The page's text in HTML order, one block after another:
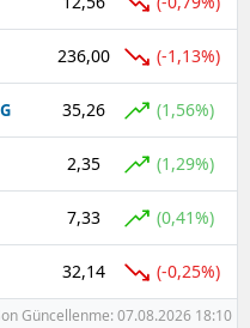
236,00 (-1,13%)
35,26 (1,56%)
2,35 (1,29%)
7,33 (0,41%)
32,14 (-0,25%)
Güncellenme: 07.08.2026 18:10